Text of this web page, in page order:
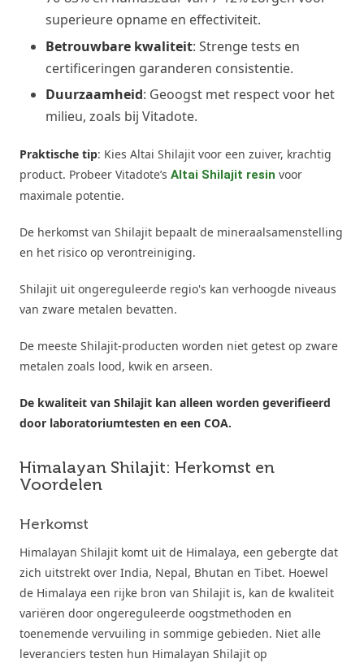
superieure opname en effectiviteit.
Betrouwbare kwaliteit: Strenge tests en
certificeringen garanderen consistentie.
Duurzaamheid: Geoogst met respect voor het
milieu, zoals bij Vitadote.
Praktische tip: Kies Altai Shilajit voor een zuiver, krachtig
product. Probeer Vitadote’s Altai Shilajit resin voor
maximale potentie.
De herkomst van Shilajit bepaalt de mineraalsamenstelling
en het risico op verontreiniging.
Shilajit uit ongereguleerde regio's kan verhoogde niveaus
van zware metalen bevatten.
De meeste Shilajit-producten worden niet getest op zware
metalen zoals lood, kwik en arseen.
De kwaliteit van Shilajit kan alleen worden geverifieerd
door laboratoriumtesten en een COA.
Himalayan Shilajit: Herkomst en
Voordelen
Herkomst
Himalayan Shilajit komt uit de Himalaya, een gebergte dat
zich uitstrekt over India, Nepal, Bhutan en Tibet. Hoewel
de Himalaya een rijke bron van Shilajit is, kan de kwaliteit
variëren door ongereguleerde oogstmethoden en
toenemende vervuiling in sommige gebieden. Niet alle
leveranciers testen hun Himalayan Shilajit op